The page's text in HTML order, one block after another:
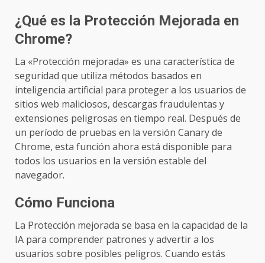
¿Qué es la Protección Mejorada en
Chrome?
La «Protección mejorada» es una característica de
seguridad que utiliza métodos basados en
inteligencia artificial para proteger a los usuarios de
sitios web maliciosos, descargas fraudulentas y
extensiones peligrosas en tiempo real. Después de
un período de pruebas en la versión Canary de
Chrome, esta función ahora está disponible para
todos los usuarios en la versión estable del
navegador.
Cómo Funciona
La Protección mejorada se basa en la capacidad de la
IA para comprender patrones y advertir a los
usuarios sobre posibles peligros. Cuando estás